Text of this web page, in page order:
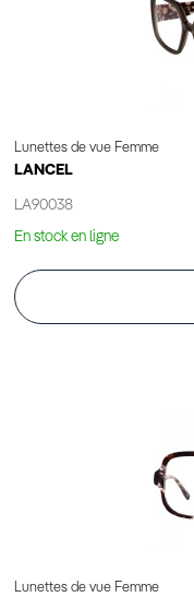
Lunettes de vue Femme
LANCEL
LA90038
En stock en ligne
Lunettes de vue Femme